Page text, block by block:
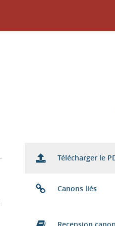
Télécharger le
Canons liés